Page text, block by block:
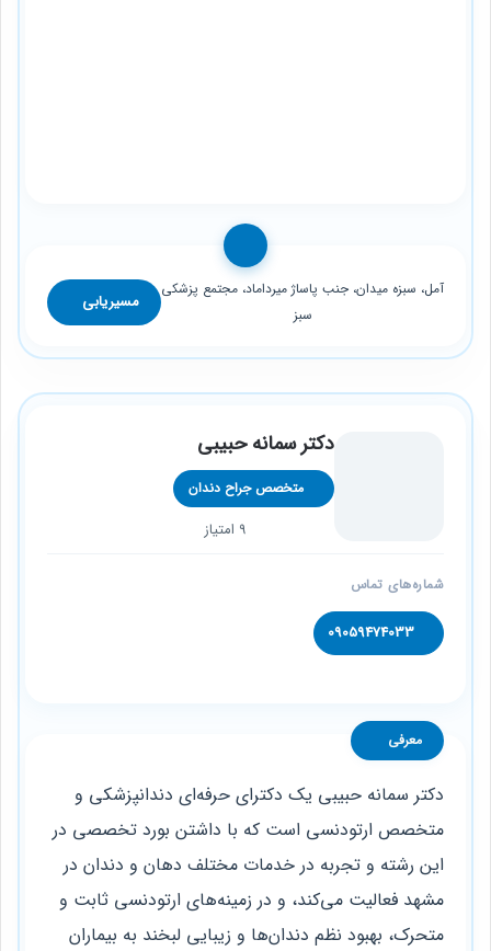
آمل، سبزه میدان، جنب پاساژ میرداماد، مجتمع پزشکی
سبز
مسیریابی
دکتر سمانه حبیبی
متخصص جراح دندان
9 امتیاز
شماره‌های تماس
09059474033
معرفی
دکتر سمانه حبیبی یک دکترای حرفه‌ای دندانپزشکی و
متخصص ارتودنسی است که با داشتن بورد تخصصی در
این رشته و تجربه در خدمات مختلف دهان و دندان در
مشهد فعالیت می‌کند، و در زمینه‌های ارتودنسی ثابت و
متحرک، بهبود نظم دندان‌ها و زیبایی لبخند به بیماران